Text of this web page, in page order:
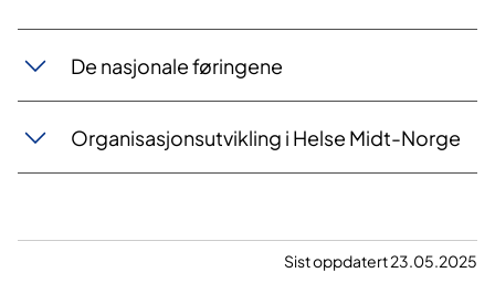
De nasjonale føringene
Organisasjonsutvikling i Helse Midt-Norge
Sist oppdatert 23.05.2025